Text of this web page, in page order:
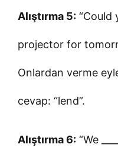
Alıştırma 5: “Could
projector for
Onlardan verme
cevap: “lend”.
Alıştırma 6: “We